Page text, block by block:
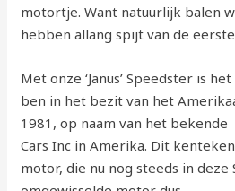
motortje. Want natuurlijk balen
hebben allang spijt van de
Met onze ‘Janus’ Speedster is
ben in het bezit van het
1981, op naam van het
Cars Inc in Amerika. Dit
motor, die nu nog steeds in deze